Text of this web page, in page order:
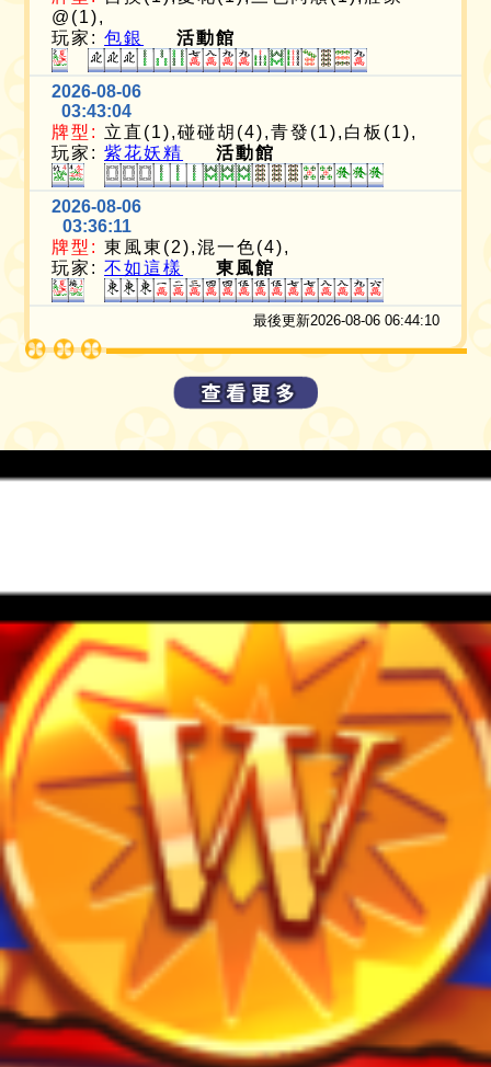
@(1),
玩家:包銀 活動館
2026-08-06
03:43:04
牌型: 立直(1),碰碰胡(4),青發(1),白板(1),
玩家:紫花妖精 活動館
2026-08-06
03:36:11
牌型: 東風東(2),混一色(4),
玩家:不如這樣 東風館
最後更新2026-08-06 06:44:10